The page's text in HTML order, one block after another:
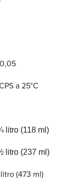
a 25°C
litro (118 ml)
litro (237 ml)
(473 ml)